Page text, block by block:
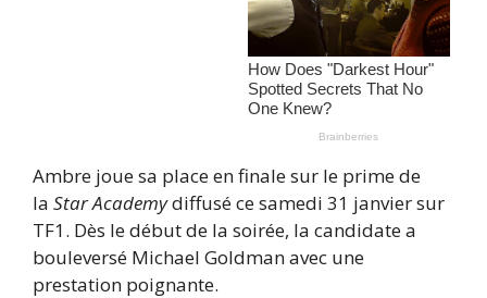
Ambre joue sa place en finale sur le prime de
la Star Academydiffusé ce samedi 31 janvier sur
TF1. Dès le début de la soirée, la candidate a
bouleversé Michael Goldman avec une
prestation poignante.